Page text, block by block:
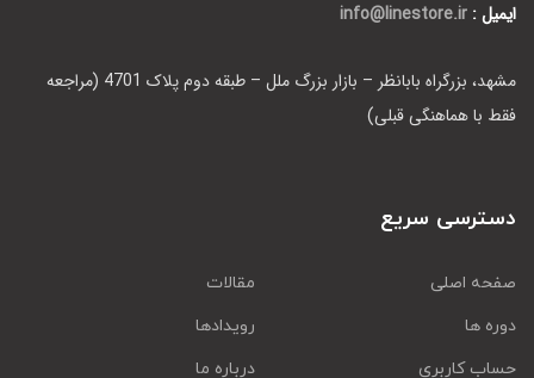
ایمیل : info@linestore.ir
مشهد، بزرگراه بابانظر – بازار بزرگ ملل – طبقه دوم پلاک 4701 (مراجعه
فقط با هماهنگی قبلی)
دسترسی سریع
صفحه اصلی
مقالات
دوره ها
رویدادها
حساب کاربری
درباره ما